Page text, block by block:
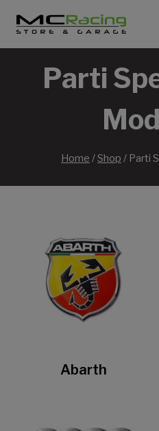
contenuto
Parti
Home /Shop / Parti
Abarth